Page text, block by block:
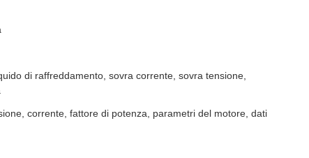
di raffreddamento, sovra corrente, sovra tensione,
corrente, fattore di potenza, parametri del motore, dati